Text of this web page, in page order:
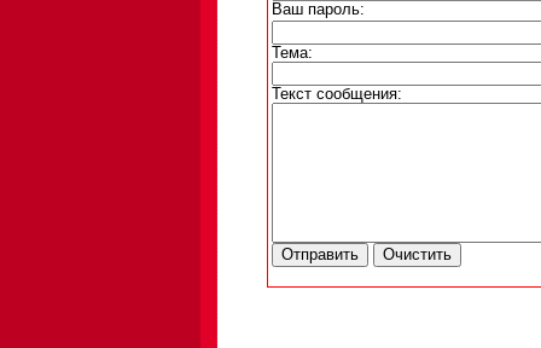
Ваш пароль:
Тема:
Текст сообщения: